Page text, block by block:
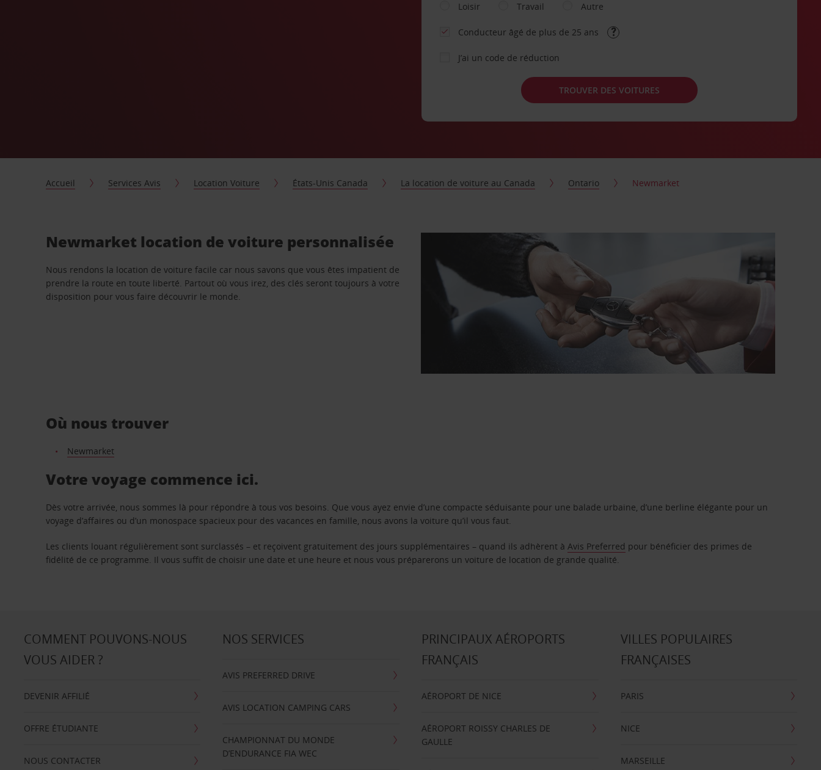
Loisir
Travail Autre
Conducteur âgé de plus de 25 ans
J’ai un code de réduction
TROUVER DES VOITURES
Accueil Services Avis Location Voiture États-Unis Canada La location de voiture au Canada Ontario Newmarket
Newmarket location de voiture personnalisée
Nous rendons la location de voiture facile car nous savons que vous êtes impatient de
prendre la route en toute liberté. Partout où vous irez, des clés seront toujours à votre
disposition pour vous faire découvrir le monde.
Où nous trouver
Newmarket
Votre voyage commence ici.
Dès votre arrivée, nous sommes là pour répondre à tous vos besoins. Que vous ayez envie d’une compacte séduisante pour une balade urbaine, d’une berline élégante pour un
voyage d’affaires ou d’un monospace spacieux pour des vacances en famille, nous avons la voiture qu’il vous faut.
Les clients louant régulièrement sont surclassés – et reçoivent gratuitement des jours supplémentaires – quand ils adhèrent àAvis Preferred pour bénéficier des primes de
fidélité de ce programme. Il vous suffit de choisir une date et une heure et nous vous préparerons un voiture de location de grande qualité.
COMMENT POUVONS-NOUS
VOUS AIDER ?
DEVENIR AFFILIÉ
OFFRE ÉTUDIANTE
NOUS CONTACTER
NOS SERVICES
AVIS PREFERRED DRIVE
AVIS LOCATION CAMPING CARS
CHAMPIONNAT DU MONDE
D’ENDURANCE FIA WEC
PRINCIPAUX AÉROPORTS
FRANÇAIS
AÉROPORT DE NICE
AÉROPORT ROISSY CHARLES DE
GAULLE
VILLES POPULAIRES
FRANÇAISES
PARIS
NICE
MARSEILLE